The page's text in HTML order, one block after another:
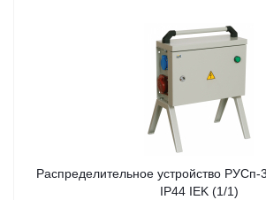
Распределительное устройство РУСп-
IP44 IEK (1/1)